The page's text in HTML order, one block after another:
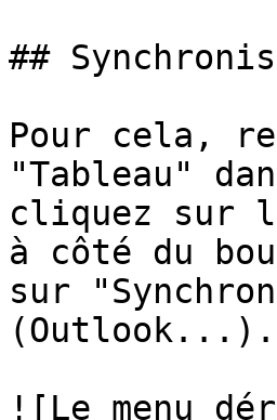
##
Pour cela,
"Tableau"
cliquez sur
à côté du
sur
(Outlook...).
![Le menu